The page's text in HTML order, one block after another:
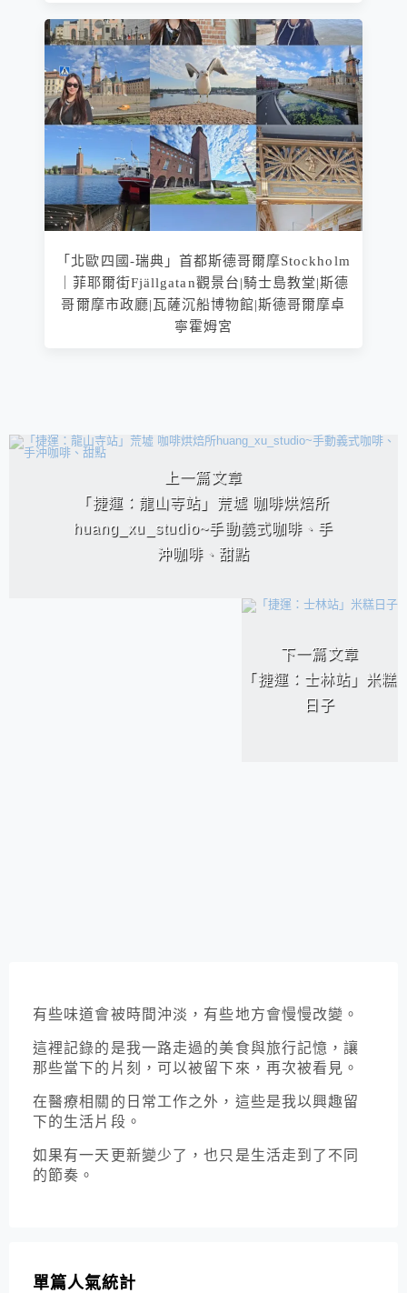
「北歐四國-瑞典」首都斯德哥爾摩Stockholm
｜菲耶爾街Fjällgatan觀景台|騎士島教堂|斯德
哥爾摩市政廳|瓦薩沉船博物館|斯德哥爾摩卓
寧霍姆宮
相連文章
上一篇文章
「捷運：龍山寺站」荒墟 咖啡烘焙所
huang_xu_studio~手動義式咖啡、手
沖咖啡、甜點
下一篇文章
「捷運：士林站」米糕
日子
有些味道會被時間沖淡，有些地方會慢慢改變。
這裡記錄的是我一路走過的美食與旅行記憶，讓
那些當下的片刻，可以被留下來，再次被看見。
在醫療相關的日常工作之外，這些是我以興趣留
下的生活片段。
如果有一天更新變少了，也只是生活走到了不同
的節奏。
單篇人氣統計